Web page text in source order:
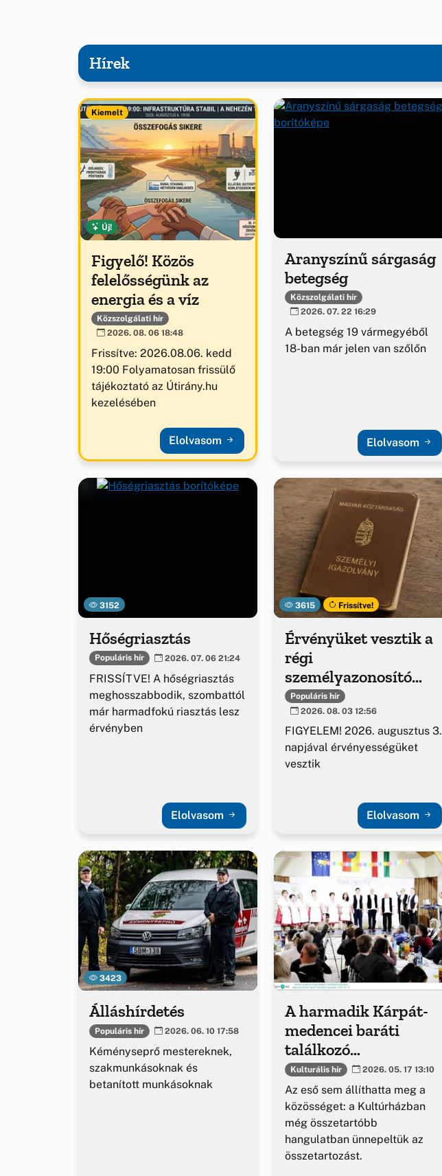
Hírek
Kiemelt
Új!
Figyelő! Közös
felelősségünk az
energia és a víz
Közszolgálati hír
2026. 08. 06 18:48
Frissítve: 2026.08.06. kedd
19:00 Folyamatosan frissülő
tájékoztató az Útirány.hu
kezelésében
Elolvasom
Aranyszínű sárgaság
betegség
Közszolgálati hír
2026. 07. 22 16:29
A betegség 19 vármegyéből
18-ban már jelen van szőlőn
Elolvasom
3152
Hőségriasztás
Populáris hír 2026. 07. 06 21:24
FRISSÍTVE! A hőségriasztás
meghosszabbodik, szombattól
már harmadfokú riasztás lesz
érvényben
Elolvasom
3615 Frissítve!
Érvényüket vesztik a
régi
személyazonosító
igazolványok
Populáris hír
2026. 08. 03 12:56
FIGYELEM! 2026. augusztus 3.
napjával érvényességüket
vesztik
Elolvasom
3423
Álláshírdetés
Populáris hír 2026. 06. 10 17:58
Kéményseprő mestereknek,
szakmunkásoknak és
betanított munkásoknak
A harmadik Kárpát-
medencei baráti
találkozó
évfordulójának
megünneplése
Kulturális hír 2026. 05. 17 13:10
Az eső sem állíthatta meg a
közösséget: a Kultúrházban
még összetartóbb
hangulatban ünnepeltük az
összetartozást.